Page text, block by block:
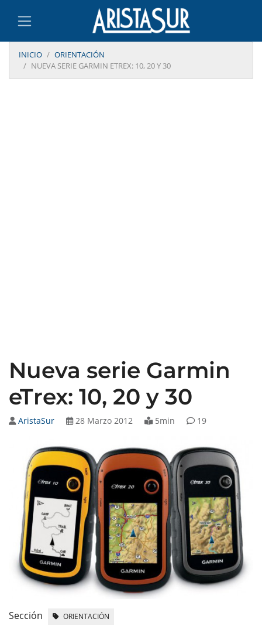
INICIO
ORIENTACIÓN
NUEVA SERIE GARMIN ETREX: 10, 20 Y 30
Nueva serie Garmin
eTrex: 10, 20 y 30
AristaSur 28 Marzo 2012 5min 19
Sección ORIENTACIÓN